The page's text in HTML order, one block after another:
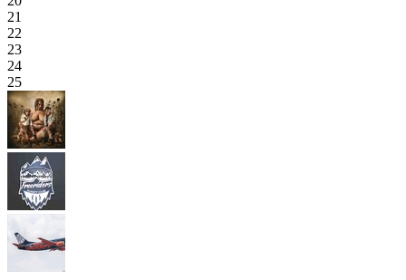
21
22
23
24
25